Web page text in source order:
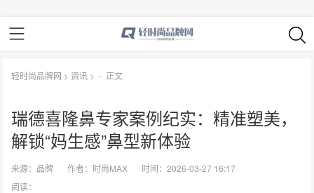
轻时尚品牌网 > 资讯 > - 正文
瑞德喜隆鼻专家案例纪实：精准塑美，
解锁“妈生感”鼻型新体验
来源： 品牌 作者： 时尚MAX
时间：2026-03-27 16:17
阅读：